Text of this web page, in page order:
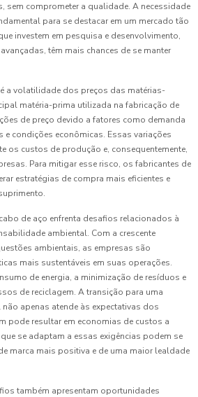
sem comprometer a qualidade. A necessidade
para se destacar em um mercado tão
investem em pesquisa e desenvolvimento,
têm mais chances de se manter
a volatilidade dos preços das matérias-
matéria-prima utilizada na fabricação de
de preço devido a fatores como demanda
condições econômicas. Essas variações
os custos de produção e, consequentemente,
Para mitigar esse risco, os fabricantes de
estratégias de compra mais eficientes e
de aço enfrenta desafios relacionados à
ambiental. Com a crescente
ambientais, as empresas são
mais sustentáveis em suas operações.
de energia, a minimização de resíduos e
de reciclagem. A transição para uma
apenas atende às expectativas dos
pode resultar em economias de custos a
se adaptam a essas exigências podem se
marca mais positiva e de uma maior lealdade
também apresentam oportunidades